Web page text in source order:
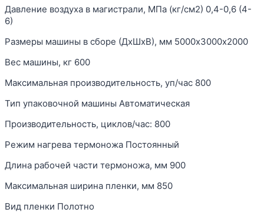
Давление воздуха в магистрали, МПа (кг/см2) 0,4-0,6 (4-
6)
Размеры машины в сборе (ДxШxВ), мм 5000х3000х2000
Вес машины, кг 600
Максимальная производительность, уп/час 800
Тип упаковочной машины Автоматическая
Производительность, циклов/час: 800
Режим нагрева термоножа Постоянный
Длина рабочей части термоножа, мм 900
Максимальная ширина пленки, мм 850
Вид пленки Полотно